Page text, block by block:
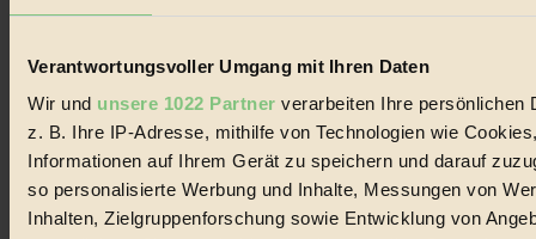
Verantwortungsvoller Umgang mit Ihren Daten
Wir und unsere 1022 Partner verarbeiten Ihre persönlichen
z. B. Ihre IP-Adresse, mithilfe von Technologien wie
Informationen auf Ihrem Gerät zu speichern und darauf
so personalisierte Werbung und Inhalte, Messungen von
Inhalten, Zielgruppenforschung sowie Entwicklung von
GROSSER WIRBEL um Versuche, den Ozean und
seine Bewegungen festzuhalten.